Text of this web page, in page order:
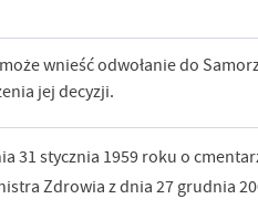
wnieść odwołanie do
jej decyzji.
31 stycznia 1959 roku o
Zdrowia z dnia 27 grudnia